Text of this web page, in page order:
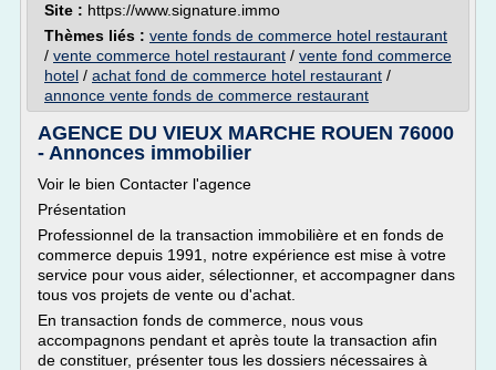
Site : https://www.signature.immo
Thèmes liés : vente fonds de commerce hotel restaurant
/ vente commerce hotel restaurant / vente fond commerce
hotel / achat fond de commerce hotel restaurant /
annonce vente fonds de commerce restaurant
AGENCE DU VIEUX MARCHE ROUEN 76000
- Annonces immobilier
Voir le bien Contacter l'agence
Présentation
Professionnel de la transaction immobilière et en fonds de
commerce depuis 1991, notre expérience est mise à votre
service pour vous aider, sélectionner, et accompagner dans
tous vos projets de vente ou d'achat.
En transaction fonds de commerce, nous vous
accompagnons pendant et après toute la transaction afin
de constituer, présenter tous les dossiers nécessaires à